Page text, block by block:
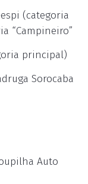
(categoria
“Campineiro”
principal)
Sorocaba
Auto